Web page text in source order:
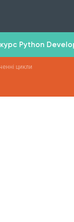
Python
цикли